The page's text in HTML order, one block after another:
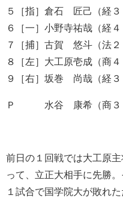
５［指］倉石 匠己（経３
６［一］小野寺祐哉（経４
７［捕］古賀 悠斗（法２
８［左］大工原壱成（商４
９［右］坂巻 尚哉（経３
Ｐ 水谷 康希（商３＝
前日の１回戦では大工原
って、立正大相手に先勝
１試合で国学院大が敗れ